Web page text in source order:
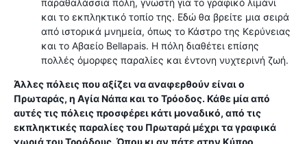
παραθαλάσσια πόλη, γνωστή για το γραφικό λιμάνι
και το εκπληκτικό τοπίο της. Εδώ θα βρείτε μια σειρά
από ιστορικά μνημεία, όπως το Κάστρο της Κερύνειας
και το Αβαείο Bellapais. Η πόλη διαθέτει επίσης
πολλές όμορφες παραλίες και έντονη νυχτερινή ζωή.
Άλλες πόλεις που αξίζει να αναφερθούν είναι ο
Πρωταράς, η Αγία Νάπα και το Τρόοδος. Κάθε μία από
αυτές τις πόλεις προσφέρει κάτι μοναδικό, από τις
εκπληκτικές παραλίες του Πρωταρά μέχρι τα γραφικά
χωριά του Τροόδους. Όπου κι αν πάτε στην Κύπρο,